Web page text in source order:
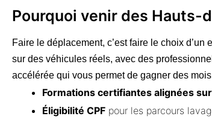
Pourquoi venir des Hauts-
Faire le déplacement, c’est faire le choix
sur des véhicules réels, avec des
accélérée qui vous permet de gagner des
Formations certifiantes alignées sur
Éligibilité CPF pour les parcours